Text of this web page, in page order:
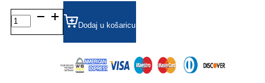
GU7886 SUNČANE
NAOČALE
GUESS
Dodaj u košaricu